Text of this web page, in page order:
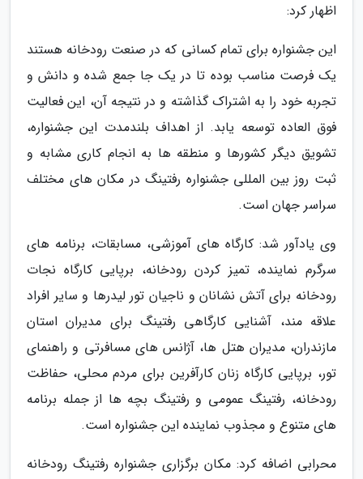
اظهار کرد:
این جشنواره برای تمام کسانی که در صنعت رودخانه هستند
یک فرصت مناسب بوده تا در یک جا جمع شده و دانش و
تجربه خود را به اشتراک گذاشته و در نتیجه آن، این فعالیت
فوق العاده توسعه یابد. از اهداف بلندمدت این جشنواره،
تشویق دیگر کشورها و منطقه ها به انجام کاری مشابه و
ثبت روز بین المللی جشنواره رفتینگ در مکان های مختلف
سراسر جهان است.
وی یادآور شد: کارگاه های آموزشی، مسابقات، برنامه های
سرگرم نماینده، تمیز کردن رودخانه، برپایی کارگاه نجات
رودخانه برای آتش نشانان و ناجیان تور لیدرها و سایر افراد
علاقه مند، آشنایی کارگاهی رفتینگ برای مدیران استان
مازندران، مدیران هتل ها، آژانس های مسافرتی و راهنمای
تور، برپایی کارگاه زنان کارآفرین برای مردم محلی، حفاظت
رودخانه، رفتینگ عمومی و رفتینگ بچه ها از جمله برنامه
های متنوع و مجذوب نماینده این جشنواره است.
محرابی اضافه کرد: مکان برگزاری جشنواره رفتینگ رودخانه